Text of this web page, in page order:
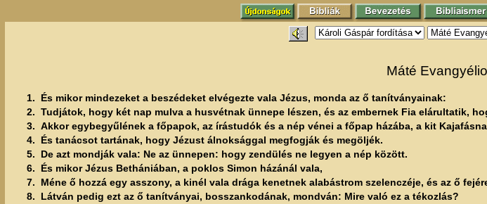
Máté
1.
És mikor mindezeket a beszédeket elvégezte vala Jézus, monda az ő tanítványainak:
2. Tudjátok, hogy két nap mulva a husvétnak ünnepe lészen, és az embernek Fia elárultatik,
3. Akkor egybegyűlének a főpapok, az írástudók és a nép vénei a főpap házába, a kit
4.
És tanácsot tartának, hogy Jézust álnoksággal megfogják és megöljék.
5.
De azt mondják vala: Ne az ünnepen: hogy zendülés ne legyen a nép között.
6.
És mikor Jézus Bethániában, a poklos Simon házánál vala,
7.
Méne ő hozzá egy asszony, a kinél vala drága kenetnek alabástrom szelenczéje, és az ő
8.
Látván pedig ezt az ő tanítványai, bosszankodának, mondván: Mire való ez a tékozlás?